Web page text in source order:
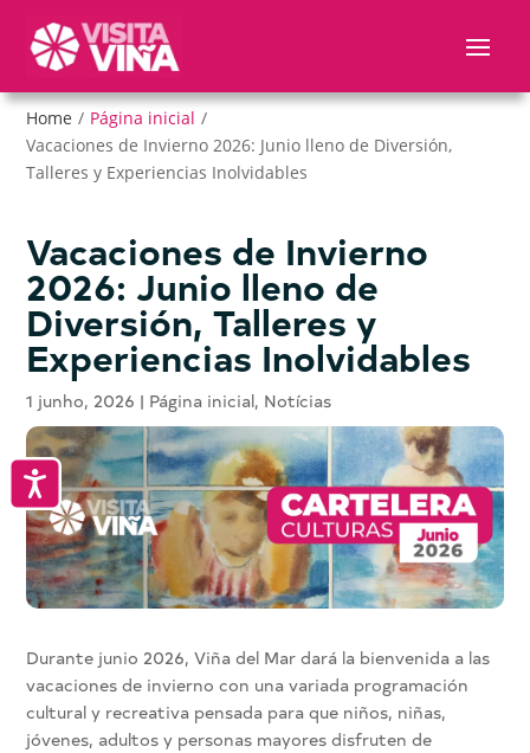
este
web
incluye
sistema
Accesibilidad
Home / Página inicial /
Vacaciones de Invierno 2026: Junio lleno de Diversión,
Talleres y Experiencias Inolvidables
Vacaciones de Invierno
2026: Junio lleno de
Diversión, Talleres y
Experiencias Inolvidables
1 junho, 2026 | Página inicial, Notícias
Durante junio 2026, Viña del Mar dará la bienvenida a las
vacaciones de invierno con una variada programación
cultural y recreativa pensada para que niños, niñas,
jóvenes, adultos y personas mayores disfruten de